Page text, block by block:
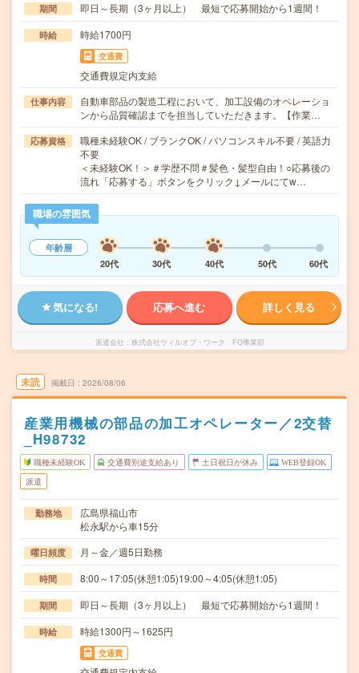
期間 即日～長期（3ヶ月以上） 最短で応募開始から1週間！
時給 時給1700円
交通費
交通費規定内支給
仕事内容
自動車部品の製造工程において、加工設備のオペレーショ
ンから品質確認までを担当していただきます。【作業…
応募資格
職種未経験OK / ブランクOK / パソコンスキル不要 / 英語力
不要
＜未経験OK！＞＃学歴不問＃髪色・髪型自由！○応募後の
流れ「応募する」ボタンをクリック↓メールにてw…
職場の雰囲気
年齢層
20代
30代 40代 50代 60代
気になる! 応募へ進む 詳しく見る
派遣会社 株式会社ウィルオブ・ワーク FO事業部
未読 掲載日 2026/08/06
産業用機械の部品の加工オペレーター／2交替
_H98732
職種未経験OK 交通費別途支給あり 土日祝日が休み WEB登録OK
派遣
勤務地
広島県福山市
松永駅から車15分
曜日頻度 月～金／週5日勤務
時間 8:00～17:05(休憩1:05)19:00～4:05(休憩1:05)
期間 即日～長期（3ヶ月以上） 最短で応募開始から1週間！
時給 時給1300円～1625円
交通費